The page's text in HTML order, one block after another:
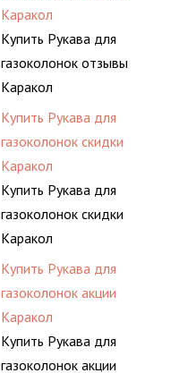
Каракол
Купить Рукава для
газоколонок отзывы
Каракол
Купить Рукава для
газоколонок скидки
Каракол
Купить Рукава для
газоколонок скидки
Каракол
Купить Рукава для
газоколонок акции
Каракол
Купить Рукава для
газоколонок акции